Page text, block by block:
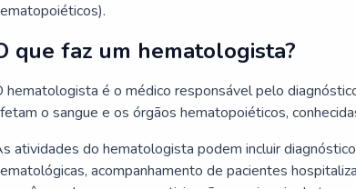
que faz um hematologista?
hematologista é o médico responsável pelo
o sangue e os órgãos hematopoiéticos,
atividades do hematologista podem incluir
acompanhamento de pacientes